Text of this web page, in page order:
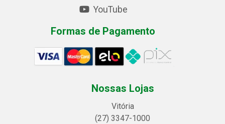
YouTube
Formas de Pagamento
Nossas Lojas
Vitória
(27) 3347-1000